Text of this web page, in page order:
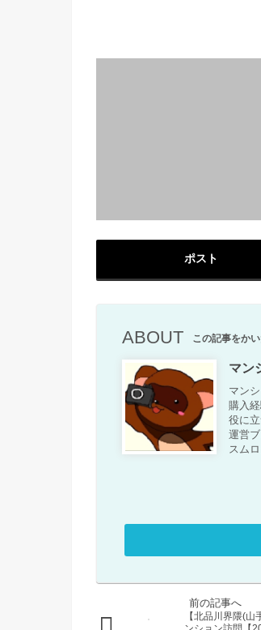
ポスト
ABOUT この記事をか
マン
マン
購入
役に
運営
スム
【北品川界隈(